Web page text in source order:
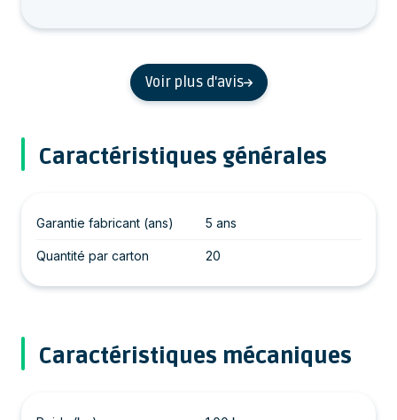
Voir plus d'avis
Caractéristiques générales
Garantie fabricant (ans) 5 ans
Quantité par carton 20
Caractéristiques mécaniques